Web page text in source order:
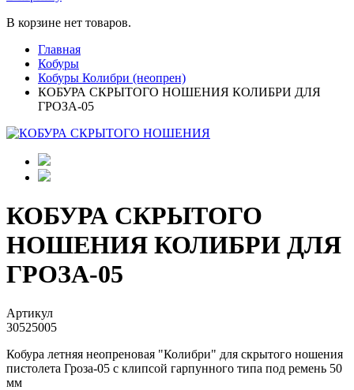
В корзине нет товаров.
Главная
Кобуры
Кобуры Колибри (неопрен)
КОБУРА СКРЫТОГО НОШЕНИЯ КОЛИБРИ ДЛЯ
ГРОЗА-05
КОБУРА СКРЫТОГО
НОШЕНИЯ КОЛИБРИ ДЛЯ
ГРОЗА-05
Артикул
30525005
Кобура летняя неопреновая "Колибри" для скрытого ношения
пистолета Гроза-05 с клипсой гарпунного типа под ремень 50
мм